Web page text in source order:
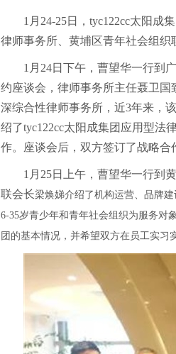
1月24-25日，tyc122cc太阳成
律师事务所、黄埔区青年社会组织
1月24日下午，曹望华一行到
约座谈会，律师事务所主任聂卫
深综合性律师事务所，近3年来，
绍了tyc122cc太阳成集团应用型法
作。座谈会后，双方签订了战略合
1月25日上午，曹望华一行到
联会长梁焕娣介绍了机构运营、品牌
6-35岁青少年和青年社会组织为服务对
团的基本情况，并希望双方在员工实习